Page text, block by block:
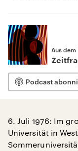
Aus dem
Podcast
6. Juli 1976: Im
Universität in